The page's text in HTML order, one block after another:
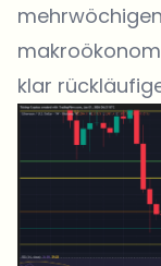
klar